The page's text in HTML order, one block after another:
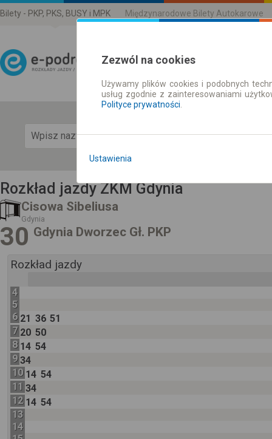
Bilety - PKP, PKS, BUSY i MPK Międzynarodowe Bilety Autokarowe
Rozkład Jazdy | Bilety
Rozkład jazdy ZKM Gdynia
Cisowa Sibeliusa
Gdynia
30 Gdynia Dworzec Gł. PKP
Rozkład jazdy
4
5
6 21 36 51
7 20 50
8 14 54
9 34
10 14 54
11 34
12 14 54
13
14
Zezwól na cookies
Używamy plików cookies i podobnych
usług zgodnie z zainteresowaniami
Polityce prywatności
Ustawienia